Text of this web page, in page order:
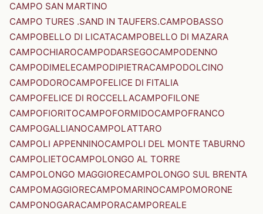
CAMPO SAN MARTINO
CAMPO TURES .SAND IN TAUFERS.CAMPOBASSO
CAMPOBELLO DI LICATACAMPOBELLO DI MAZARA
CAMPOCHIAROCAMPODARSEGOCAMPODENNO
CAMPODIMELECAMPODIPIETRACAMPODOLCINO
CAMPODOROCAMPOFELICE DI FITALIA
CAMPOFELICE DI ROCCELLACAMPOFILONE
CAMPOFIORITOCAMPOFORMIDOCAMPOFRANCO
CAMPOGALLIANOCAMPOLATTARO
CAMPOLI APPENNINOCAMPOLI DEL MONTE TABURNO
CAMPOLIETOCAMPOLONGO AL TORRE
CAMPOLONGO MAGGIORECAMPOLONGO SUL BRENTA
CAMPOMAGGIORECAMPOMARINOCAMPOMORONE
CAMPONOGARACAMPORACAMPOREALE